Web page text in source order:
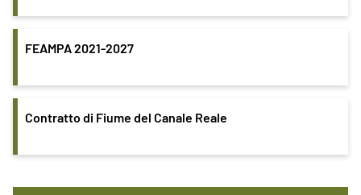
FEAMPA 2021-2027
Contratto di Fiume del Canale Reale